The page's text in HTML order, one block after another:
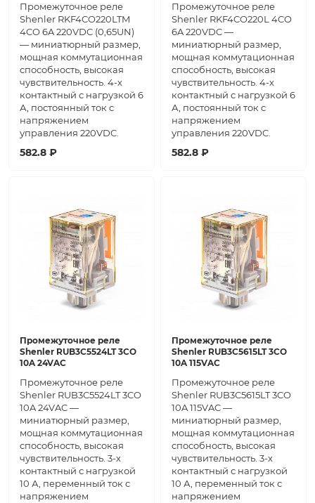
Промежуточное реле
Shenler RKF4CO220LTM
4CO 6A 220VDC (0,65UN)
— миниатюрный размер,
мощная коммутационная
способность, высокая
чувствительность. 4-х
контактный с нагрузкой 6
А, постоянный ток с
напряжением
управления 220VDC.
582.8 ₽
Промежуточное реле
Shenler RKF4CO220L 4CO
6A 220VDC —
миниатюрный размер,
мощная коммутационная
способность, высокая
чувствительность. 4-х
контактный с нагрузкой 6
А, постоянный ток с
напряжением
управления 220VDC.
582.8 ₽
Промежуточное реле
Shenler RUB3C5524LT 3CO
10A 24VAC
Промежуточное реле
Shenler RUB3C5524LT 3CO
10A 24VAC —
миниатюрный размер,
мощная коммутационная
способность, высокая
чувствительность. 3-х
контактный с нагрузкой
10 А, переменный ток с
напряжением
Промежуточное реле
Shenler RUB3C5615LT 3CO
10A 115VAC
Промежуточное реле
Shenler RUB3C5615LT 3CO
10A 115VAC —
миниатюрный размер,
мощная коммутационная
способность, высокая
чувствительность. 3-х
контактный с нагрузкой
10 А, переменный ток с
напряжением